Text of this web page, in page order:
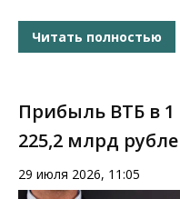
Читать полностью
Прибыль ВТБ в 1
225,2 млрд
29 июля 2026, 11:05